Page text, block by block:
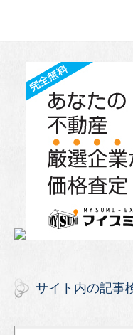
サイト内の記事